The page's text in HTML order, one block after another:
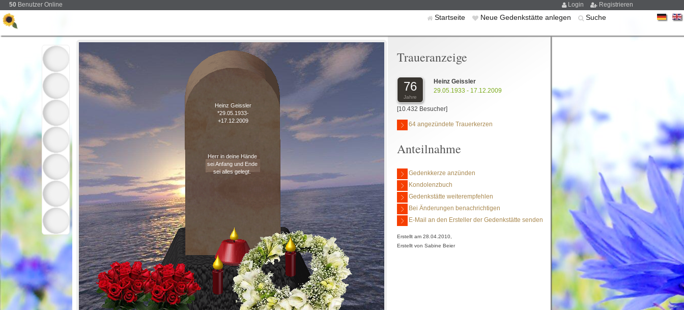
50 Benutzer Online Login Registrieren
Startseite Neue Gedenkstätte anlegen Suche
Heinz Geissler
*29.05.1933-
+17.12.2009
Herr in deine Hände
sei Anfang und Ende
sei alles gelegt.
Traueranzeige
76
Jahre
Heinz Geissler
29.05.1933 - 17.12.2009
[10.432 Besucher]
64 angezündete Trauerkerzen
Anteilnahme
Gedenkkerze anzünden
Kondolenzbuch
Gedenkstätte weiterempfehlen
Bei Änderungen benachrichtigen
E-Mail an den Ersteller der Gedenkstätte senden
Erstellt am 28.04.2010,
Erstellt von Sabine Beier